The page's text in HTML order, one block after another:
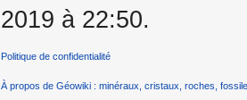
2019 à 22:50.
Politique de confidentialité
À propos de Géowiki : minéraux, cristaux, roches,